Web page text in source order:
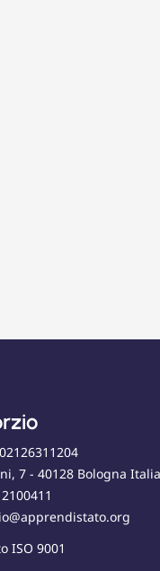
7 - 40128 Bologna Italia